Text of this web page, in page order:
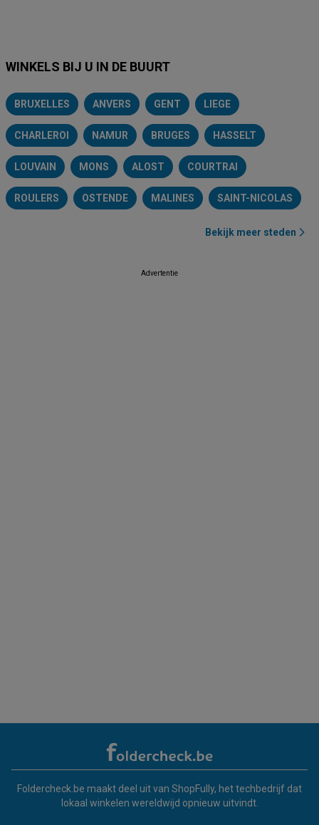
WINKELS BIJ U IN DE BUURT
BRUXELLES ANVERS GENT LIEGE
CHARLEROI NAMUR BRUGES HASSELT
LOUVAIN MONS ALOST COURTRAI
ROULERS OSTENDE MALINES SAINT-NICOLAS
Bekijk meer steden
Advertentie
Foldercheck.be maakt deel uit van ShopFully, het techbedrijf dat
lokaal winkelen wereldwijd opnieuw uitvindt.